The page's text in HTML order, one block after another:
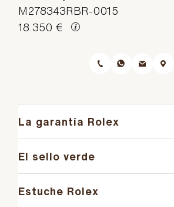
M278343RBR-0015
18.350 €
La garantía Rolex
El sello verde
Estuche Rolex